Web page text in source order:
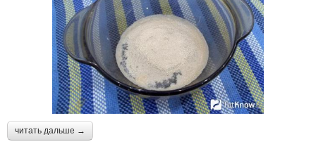
читать дальше →